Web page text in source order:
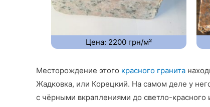
Цена: 2200 грн/м²
Месторождение этого красного гранита
Жадковка, или Корецкий. На самом деле у
с чёрными вкраплениями до светло-красного